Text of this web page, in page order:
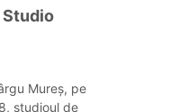
Mureș, pe
studioul de